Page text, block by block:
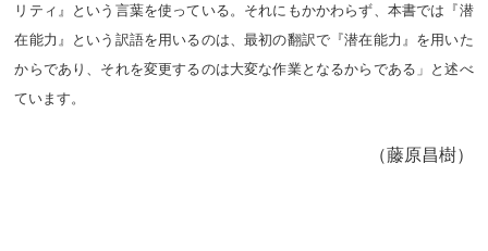
リティ』という言葉を使っている。それにもかかわらず、本書では『潜
在能力』という訳語を用いるのは、最初の翻訳で『潜在能力』を用いた
からであり、それを変更するのは大変な作業となるからである」と述べ
ています。
（藤原昌樹）